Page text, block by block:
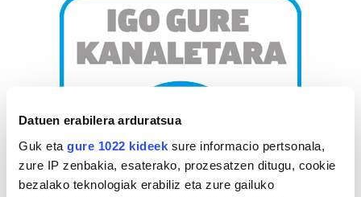
Datuen erabilera arduratsua
Guk eta gure 1022 kideek sure informacio pertsonala,
zure IP zenbakia, esaterako, prozesatzen ditugu, cookie
bezalako teknologiak erabiliz eta zure gailuko